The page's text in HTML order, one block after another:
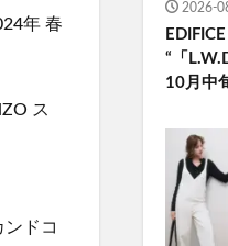
年 春
ス
ドコ
2026-
“「
10月中